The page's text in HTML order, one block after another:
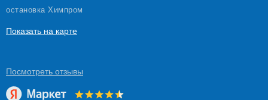
остановка Химпром
Показать на карте
Посмотреть отзывы